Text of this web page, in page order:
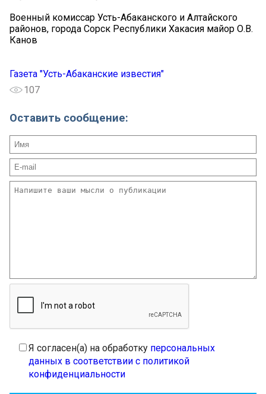
Военный комиссар Усть-Абаканского и Алтайского
районов, города Сорск Республики Хакасия майор О.В.
Канов
Газета "Усть-Абаканские известия"
107
Оставить сообщение:
Я согласен(а) на обработку персональных
данных в соответствии с политикой
конфиденциальности